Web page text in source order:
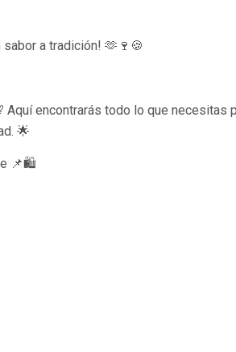
a tradición! 🫶🍷🍪
Aquí encontrarás todo lo que
🌟
📌🛍️